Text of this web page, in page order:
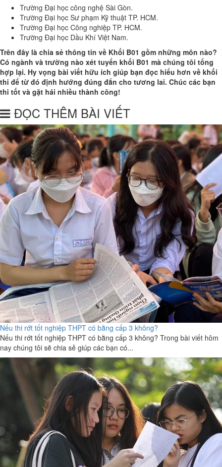
Trường Đại học công nghệ Sài Gòn.
Trường Đại học Sư phạm Kỹ thuật TP. HCM.
Trường Đại học Công nghiệp TP. HCM.
Trường Đại học Dầu Khí Việt Nam.
Trên đây là chia sẻ thông tin về Khối B01 gồm những môn nào?
Có ngành và trường nào xét tuyển khối B01 mà chúng tôi tổng
hợp lại. Hy vọng bài viết hữu ích giúp bạn đọc hiểu hơn về khối
thi để từ đó định hướng đúng đắn cho tương lai. Chúc các bạn
thi tốt và gặt hái nhiều thành công!
ĐỌC THÊM BÀI VIẾT
Nếu thi rớt tốt nghiệp THPT có bằng cấp 3 không?
Nếu thi rớt tốt nghiệp THPT có bằng cấp 3 không? Trong bài viết hôm
nay chúng tôi sẽ chia sẻ giúp các bạn có...